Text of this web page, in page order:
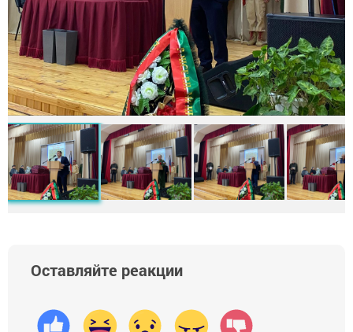
Оставляйте реакции